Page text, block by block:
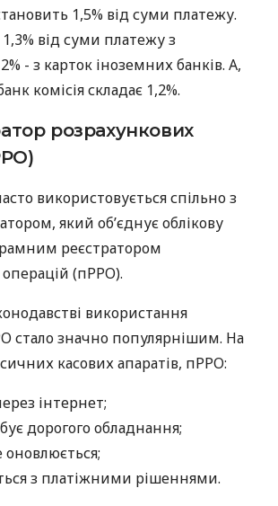
1,5% від суми платежу.
від суми платежу з
- з карток іноземних банків. А,
комісія складає 1,2%.
розрахункових
використовується спільно з
який об’єднує облікову
реєстратором
(пРРО).
використання
стало значно популярнішим. На
касових апаратів, пРРО:
інтернет;
дорогого обладнання;
оновлюється;
з платіжними рішеннями.